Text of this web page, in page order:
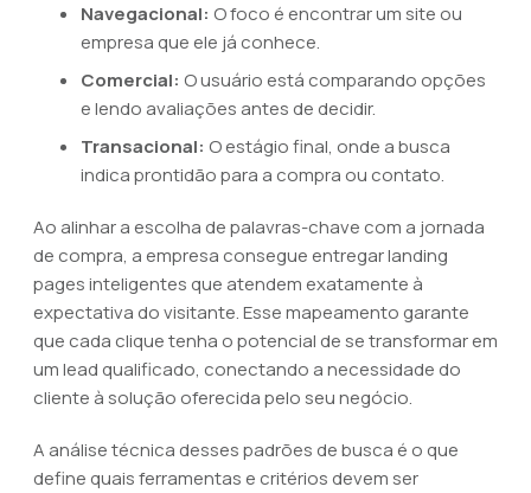
Navegacional: O foco é encontrar um site ou
empresa que ele já conhece.
Comercial: O usuário está comparando opções
e lendo avaliações antes de decidir.
Transacional: O estágio final, onde a busca
indica prontidão para a compra ou contato.
Ao alinhar a escolha de palavras-chave com a jornada
de compra, a empresa consegue entregar landing
pages inteligentes que atendem exatamente à
expectativa do visitante. Esse mapeamento garante
que cada clique tenha o potencial de se transformar em
um lead qualificado, conectando a necessidade do
cliente à solução oferecida pelo seu negócio.
A análise técnica desses padrões de busca é o que
define quais ferramentas e critérios devem ser